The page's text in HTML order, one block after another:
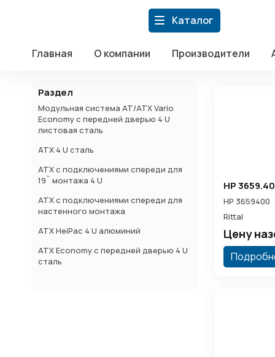
Каталог
Главная О компании Производители
Контакты
+7 (499) 110-39-60sales@fortre21.ru
Дистрибуция компонентов АСУ
INDUSTRIAL-PC
Раздел
Модульная система AT/ATX Vario
Economy с передней дверью 4 U
листовая сталь
ATX 4 U сталь
ATX с подключениями спереди для
19˝ монтажа 4 U
ATX с подключениями спереди для
настенного монтажа
ATX HeiPac 4 U алюминий
ATX Economy с передней дверью 4 U
сталь
HP
HP 3659400
Rittal
Цену